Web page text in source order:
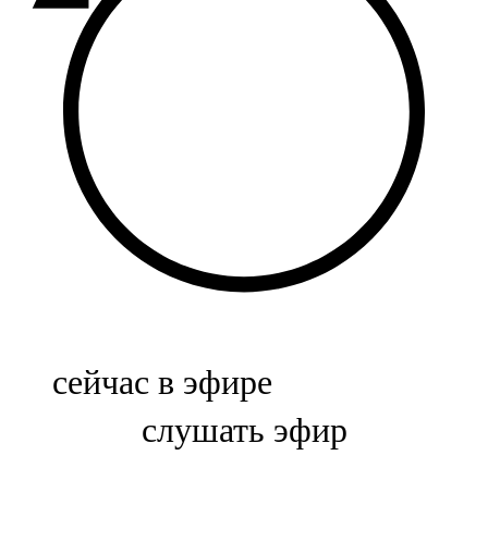
107,1 FM
Балык бистәсе
104,9 FM
Баулы
107,5 FM
Биләр
Болгар
сейчас в эфире
слушать эфир